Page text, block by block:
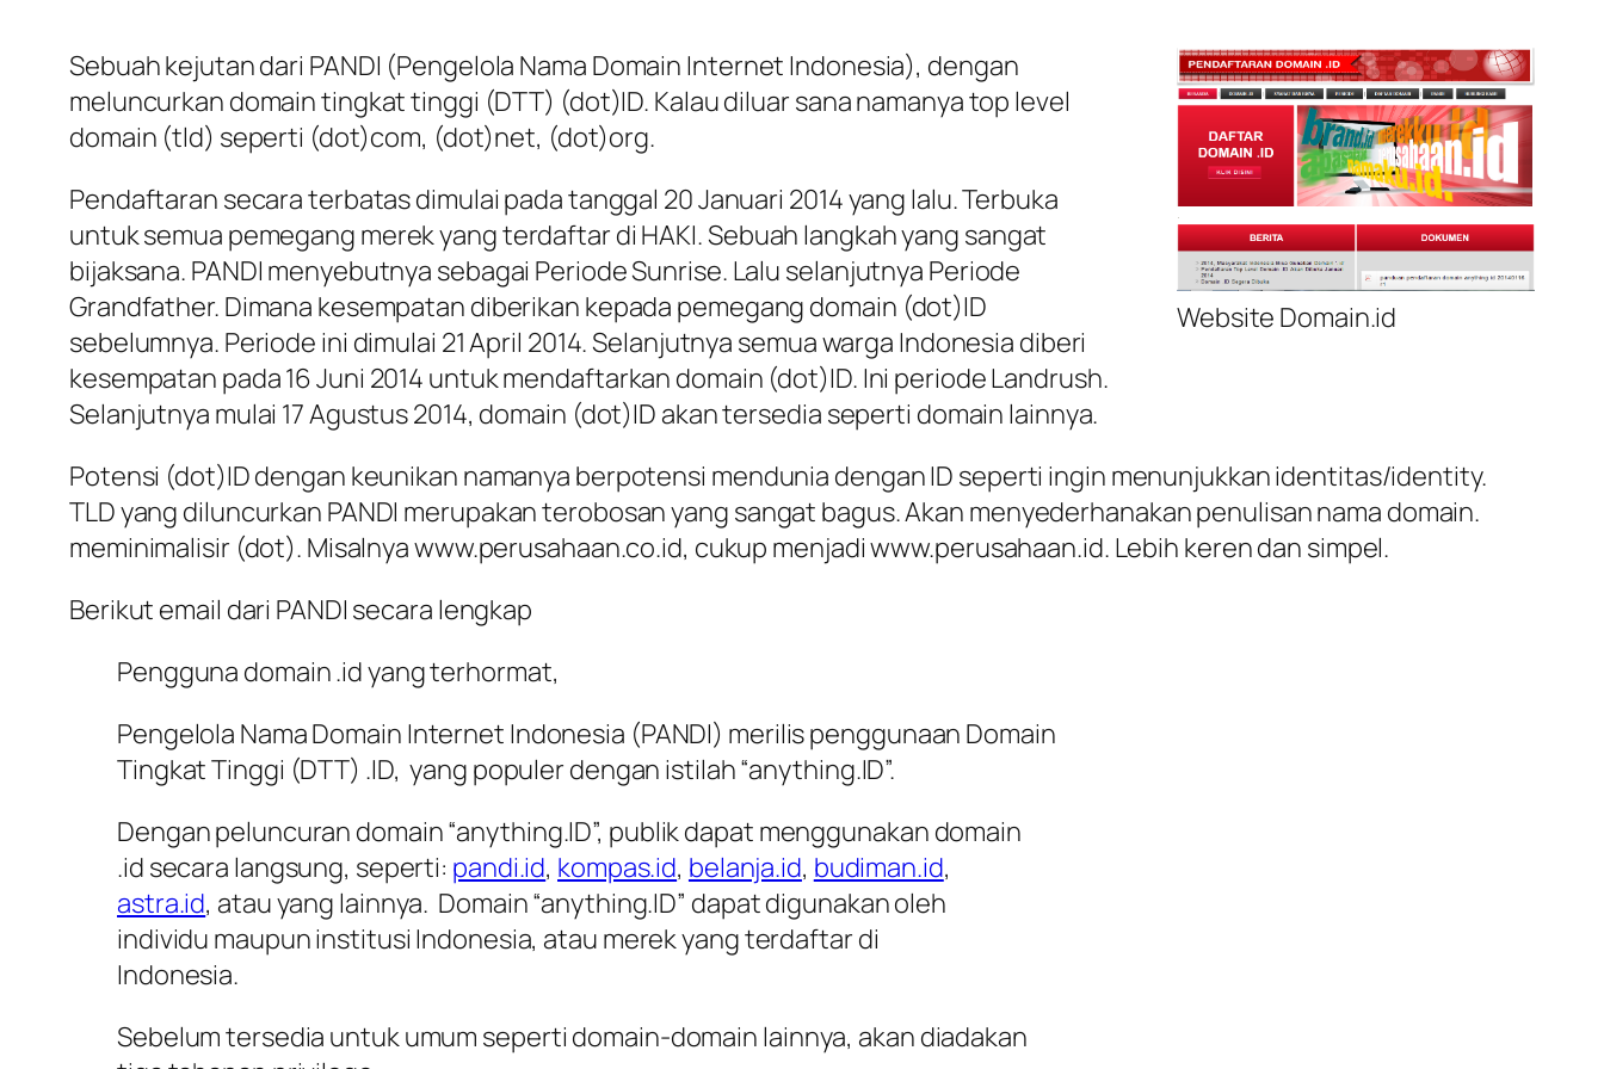
Website Domain.id
Sebuah kejutan dari PANDI (Pengelola Nama Domain Internet Indonesia), dengan
meluncurkan domain tingkat tinggi (DTT) (dot)ID. Kalau diluar sana namanya top level
domain (tld) seperti (dot)com, (dot)net, (dot)org.
Pendaftaran secara terbatas dimulai pada tanggal 20 Januari 2014 yang lalu. Terbuka
untuk semua pemegang merek yang terdaftar di HAKI. Sebuah langkah yang sangat
bijaksana. PANDI menyebutnya sebagai Periode Sunrise. Lalu selanjutnya Periode
Grandfather. Dimana kesempatan diberikan kepada pemegang domain (dot)ID
sebelumnya. Periode ini dimulai 21 April 2014. Selanjutnya semua warga Indonesia diberi
kesempatan pada 16 Juni 2014 untuk mendaftarkan domain (dot)ID. Ini periode Landrush.
Selanjutnya mulai 17 Agustus 2014, domain (dot)ID akan tersedia seperti domain lainnya.
Potensi (dot)ID dengan keunikan namanya berpotensi mendunia dengan ID seperti ingin menunjukkan identitas/identity.
TLD yang diluncurkan PANDI merupakan terobosan yang sangat bagus. Akan menyederhanakan penulisan nama domain.
meminimalisir (dot). Misalnya www.perusahaan.co.id, cukup menjadi www.perusahaan.id. Lebih keren dan simpel.
Berikut email dari PANDI secara lengkap
Pengguna domain .id yang terhormat,
Pengelola Nama Domain Internet Indonesia (PANDI) merilis penggunaan Domain
Tingkat Tinggi (DTT) .ID, yang populer dengan istilah “anything.ID”.
Dengan peluncuran domain “anything.ID”, publik dapat menggunakan domain
.id secara langsung, seperti: pandi.id, kompas.id, belanja.id, budiman.id,
astra.id, atau yang lainnya. Domain “anything.ID” dapat digunakan oleh
individu maupun institusi Indonesia, atau merek yang terdaftar di
Indonesia.
Sebelum tersedia untuk umum seperti domain-domain lainnya, akan diadakan